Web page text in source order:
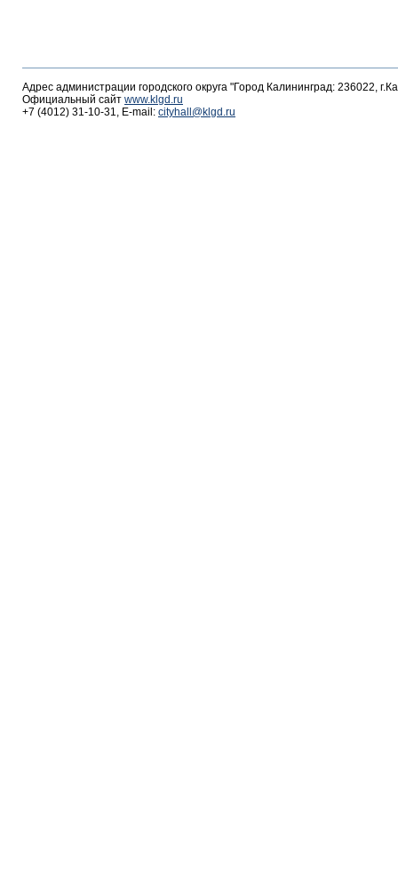
Адрес администрации городского округа "Город Калининград: 236022,
Официальный сайт www.klgd.ru
+7 (4012) 31-10-31, E-mail: cityhall@klgd.ru